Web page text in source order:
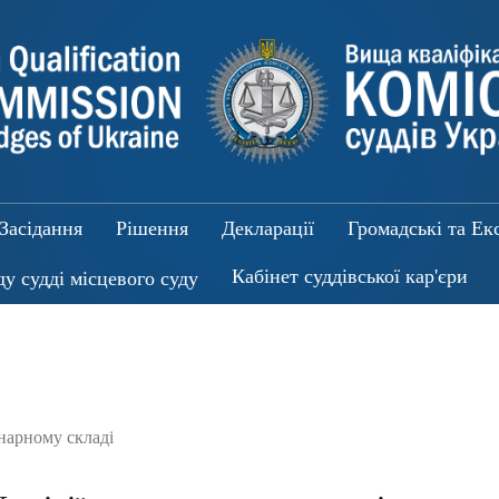
Засідання Рішення Декларації Громадські та
судді місцевого суду Кабінет суддівської кар'єри
складі